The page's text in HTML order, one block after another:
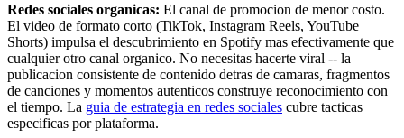
Redes sociales organicas: El canal de promocion de menor costo.
El video de formato corto (TikTok, Instagram Reels, YouTube
Shorts) impulsa el descubrimiento en Spotify mas efectivamente que
cualquier otro canal organico. No necesitas hacerte viral -- la
publicacion consistente de contenido detras de camaras, fragmentos
de canciones y momentos autenticos construye reconocimiento con
el tiempo. La guia de estrategia en redes sociales cubre tacticas
especificas por plataforma.